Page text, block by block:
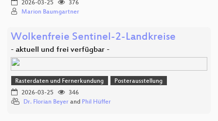
2026-03-25
376
Marion Baumgartner
Wolkenfreie Sentinel-2-Landkreise
- aktuell und frei verfügbar -
Rasterdaten und Fernerkundung
Posterausstellung
2026-03-25
346
Dr. Florian Beyer and Phil Hüffer